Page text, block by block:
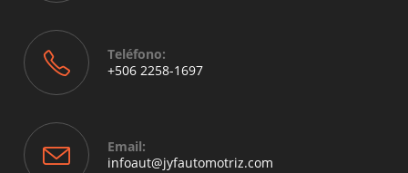
new
Teléfono:
+506 2258-1697
application
Email:
infoaut@jyfautomotriz.com